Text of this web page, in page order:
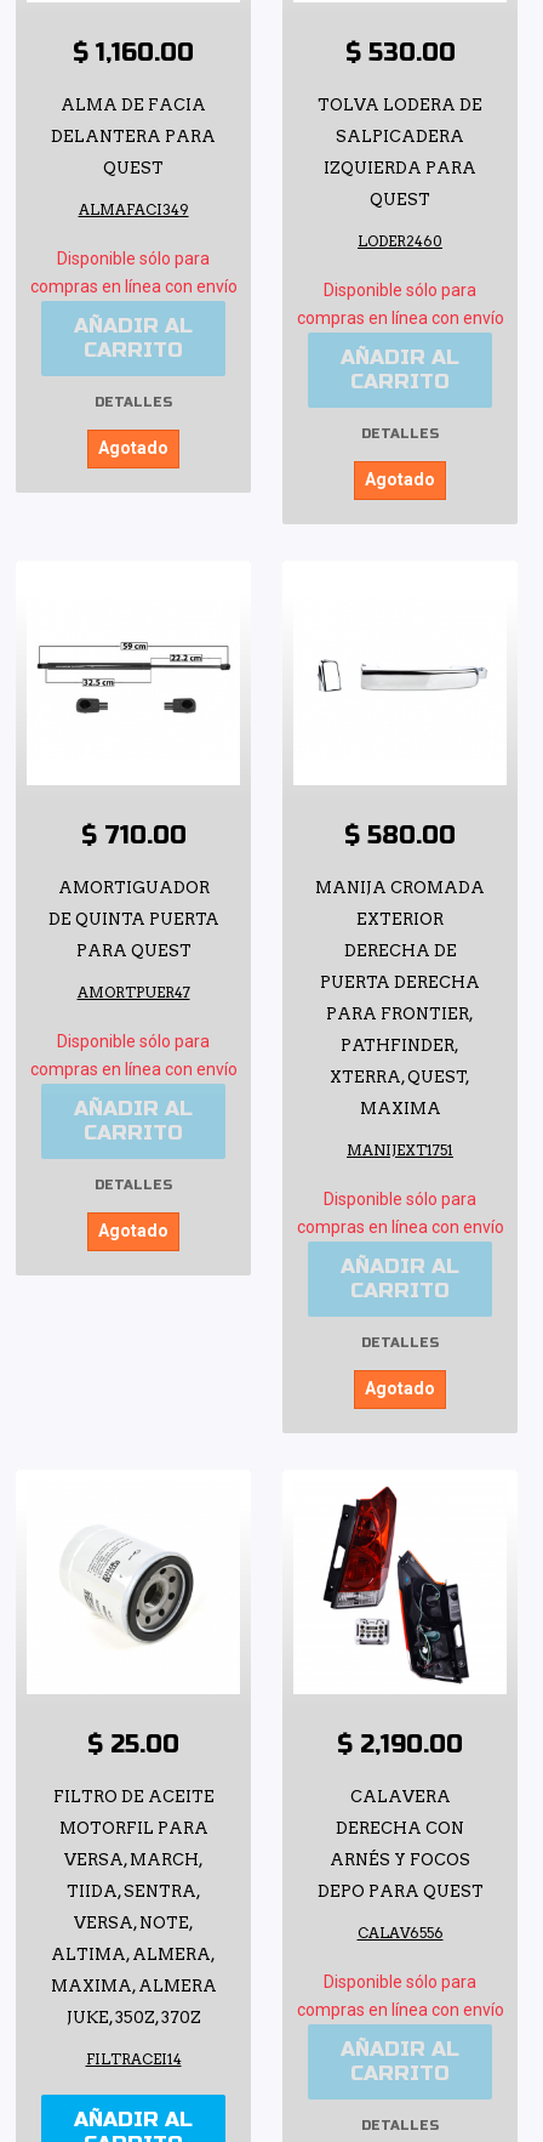
$ 1,160.00
ALMA DE FACIA
DELANTERA PARA
QUEST
ALMAFACI349
Disponible sólo para
compras en línea con envío
AÑADIR AL
CARRITO
DETALLES
Agotado
$ 530.00
TOLVA LODERA DE
SALPICADERA
IZQUIERDA PARA
QUEST
LODER2460
Disponible sólo para
compras en línea con envío
AÑADIR AL
CARRITO
DETALLES
Agotado
$ 710.00
AMORTIGUADOR
DE QUINTA PUERTA
PARA QUEST
AMORTPUER47
Disponible sólo para
compras en línea con envío
AÑADIR AL
CARRITO
DETALLES
Agotado
$ 580.00
MANIJA CROMADA
EXTERIOR
DERECHA DE
PUERTA DERECHA
PARA FRONTIER,
PATHFINDER,
XTERRA, QUEST,
MAXIMA
MANIJEXT1751
Disponible sólo para
compras en línea con envío
AÑADIR AL
CARRITO
DETALLES
Agotado
$ 25.00
FILTRO DE ACEITE
MOTORFIL PARA
VERSA, MARCH,
TIIDA, SENTRA,
VERSA, NOTE,
ALTIMA, ALMERA,
MAXIMA, ALMERA
JUKE, 350Z, 370Z
FILTRACEI14
AÑADIR AL
$ 2,190.00
CALAVERA
DERECHA CON
ARNÉS Y FOCOS
DEPO PARA QUEST
CALAV6556
Disponible sólo para
compras en línea con envío
AÑADIR AL
CARRITO
DETALLES